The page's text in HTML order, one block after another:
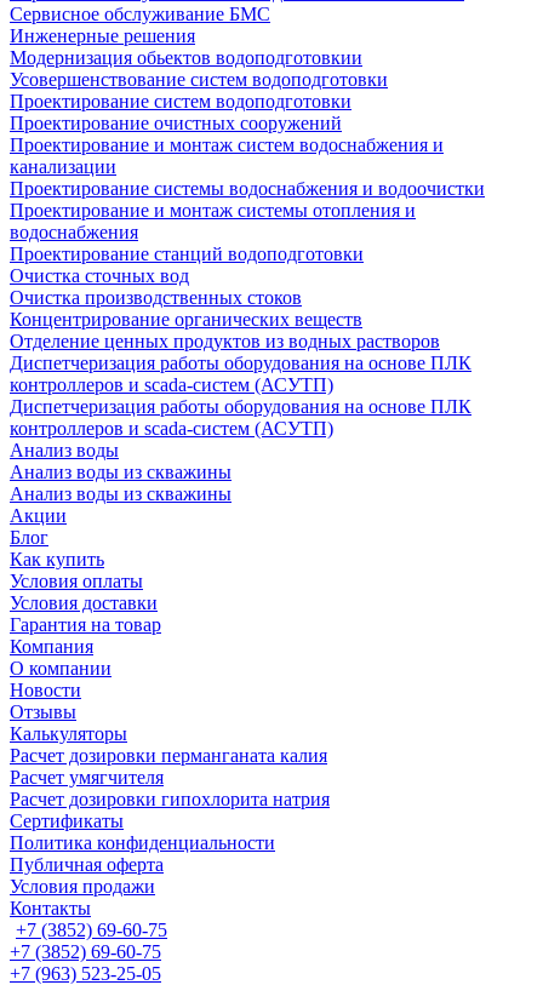
Сервисное обслуживание БМС
Инженерные решения
Модернизация обьектов водоподготовкии
Усовершенствование систем водоподготовки
Проектирование систем водоподготовки
Проектирование очистных сооружений
Проектирование и монтаж систем водоснабжения и
канализации
Проектирование системы водоснабжения и водоочистки
Проектирование и монтаж системы отопления и
водоснабжения
Проектирование станций водоподготовки
Очистка сточных вод
Очистка производственных стоков
Концентрирование органических веществ
Отделение ценных продуктов из водных растворов
Диспетчеризация работы оборудования на основе ПЛК
контроллеров и scada-систем (АСУТП)
Диспетчеризация работы оборудования на основе ПЛК
контроллеров и scada-систем (АСУТП)
Анализ воды
Анализ воды из скважины
Анализ воды из скважины
Акции
Блог
Как купить
Условия оплаты
Условия доставки
Гарантия на товар
Компания
О компании
Новости
Отзывы
Калькуляторы
Расчет дозировки перманганата калия
Расчет умягчителя
Расчет дозировки гипохлорита натрия
Сертификаты
Политика конфиденциальности
Публичная оферта
Условия продажи
Контакты
+7 (3852) 69-60-75
+7 (3852) 69-60-75
+7 (963) 523-25-05